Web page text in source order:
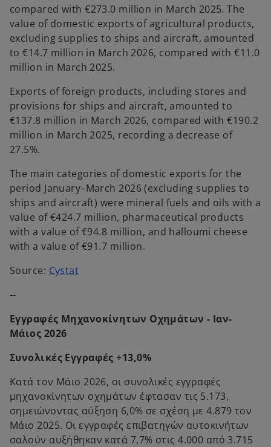
compared with €273.0 million in March 2025. The
value of domestic exports of agricultural products,
excluding supplies to ships and aircraft, amounted
to €14.7 million in March 2026, compared with €11.0
million in March 2025.
Exports of foreign products, including stores and
provisions for ships and aircraft, amounted to
€137.8 million in March 2026, compared with €190.2
million in March 2025, recording a decrease of
27.5%.
The main categories of domestic exports for the
period January–March 2026 (excluding supplies to
ships and aircraft) were mineral fuels and oils with a
value of €424.7 million, pharmaceutical products
with a value of €94.8 million, and halloumi cheese
with a value of €91.7 million.
Source: Cystato
s
n
n
e
w
t
a
--
Εγγραφές Μηχανοκίνητων Οχημάτων - Ιαν-
Μάιος 2026
Συνολικές Εγγραφές +13,0%
Κατά τον Μάιο 2026, οι συνολικές εγγραφές
μηχανοκίνητων οχημάτων έφτασαν τις 5.173,
σημειώνοντας αύξηση 6,0% σε σχέση με 4.879 τον
Μάιο 2025. Οι εγγραφές επιβατηγών αυτοκινήτων
σαλούν αυξήθηκαν κατά 7,7% στις 4.000 από 3.715